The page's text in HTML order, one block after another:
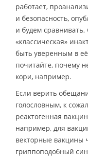
работает,
и безопасность,
и будем сравнивать.
«классическая»
быть уверенным в
почитайте, почему
кори, например.
Если верить
голословным, к
реактогенная
например, для
векторные вакцины
гриппоподобный